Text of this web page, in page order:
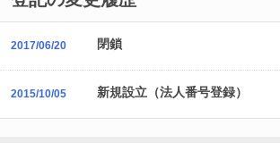
2017/06/20 閉鎖
2015/10/05 新規設立（法人番号登録）